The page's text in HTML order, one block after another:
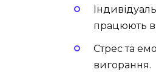
працюють в
Стрес та
вигорання.